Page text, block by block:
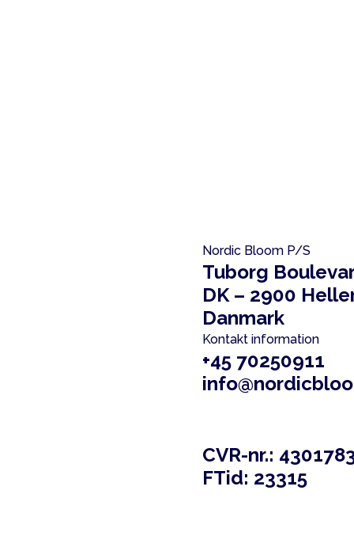
Nordic Bloom P/S
Tuborg
DK – 2900
Danmark
Kontakt information
+45 70250911
CVR-nr.:
FTid: 23315